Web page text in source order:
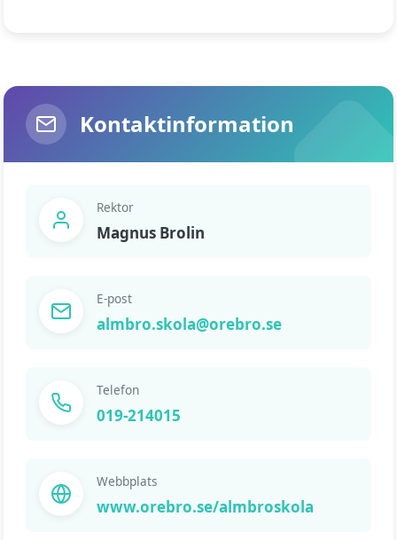
Kontaktinformation
Rektor
Magnus Brolin
E-post
almbro.skola@orebro.se
Telefon
019-214015
Webbplats
www.orebro.se/almbroskola